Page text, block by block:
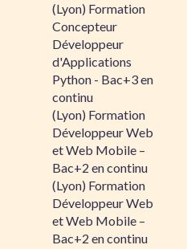
(Lyon) Formation
Concepteur
Développeur
d'Applications
Python - Bac+3 en
continu
(Lyon) Formation
Développeur Web
et Web Mobile –
Bac+2 en continu
(Lyon) Formation
Développeur Web
et Web Mobile –
Bac+2 en continu